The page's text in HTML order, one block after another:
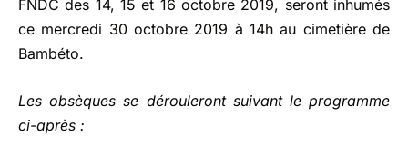
FNDC des 14, 15 et 16 octobre 2019, seront inhumés
ce mercredi 30 octobre 2019 à 14h au cimetière de
Bambéto.
Les obsèques se dérouleront suivant le programme
ci-après :